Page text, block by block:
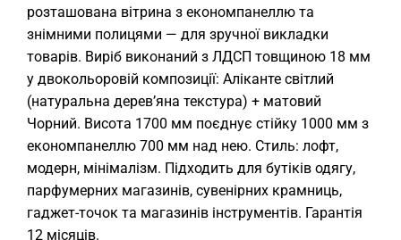
розташована вітрина з економпанеллю та
знімними полицями — для зручної викладки
товарів. Виріб виконаний з ЛДСП товщиною 18 мм
у двокольоровій композиції: Аліканте світлий
(натуральна дерев’яна текстура) + матовий
Чорний. Висота 1700 мм поєднує стійку 1000 мм з
економпанеллю 700 мм над нею. Стиль: лофт,
модерн, мінімалізм. Підходить для бутіків одягу,
парфумерних магазинів, сувенірних крамниць,
гаджет-точок та магазинів інструментів. Гарантія
12 місяців.